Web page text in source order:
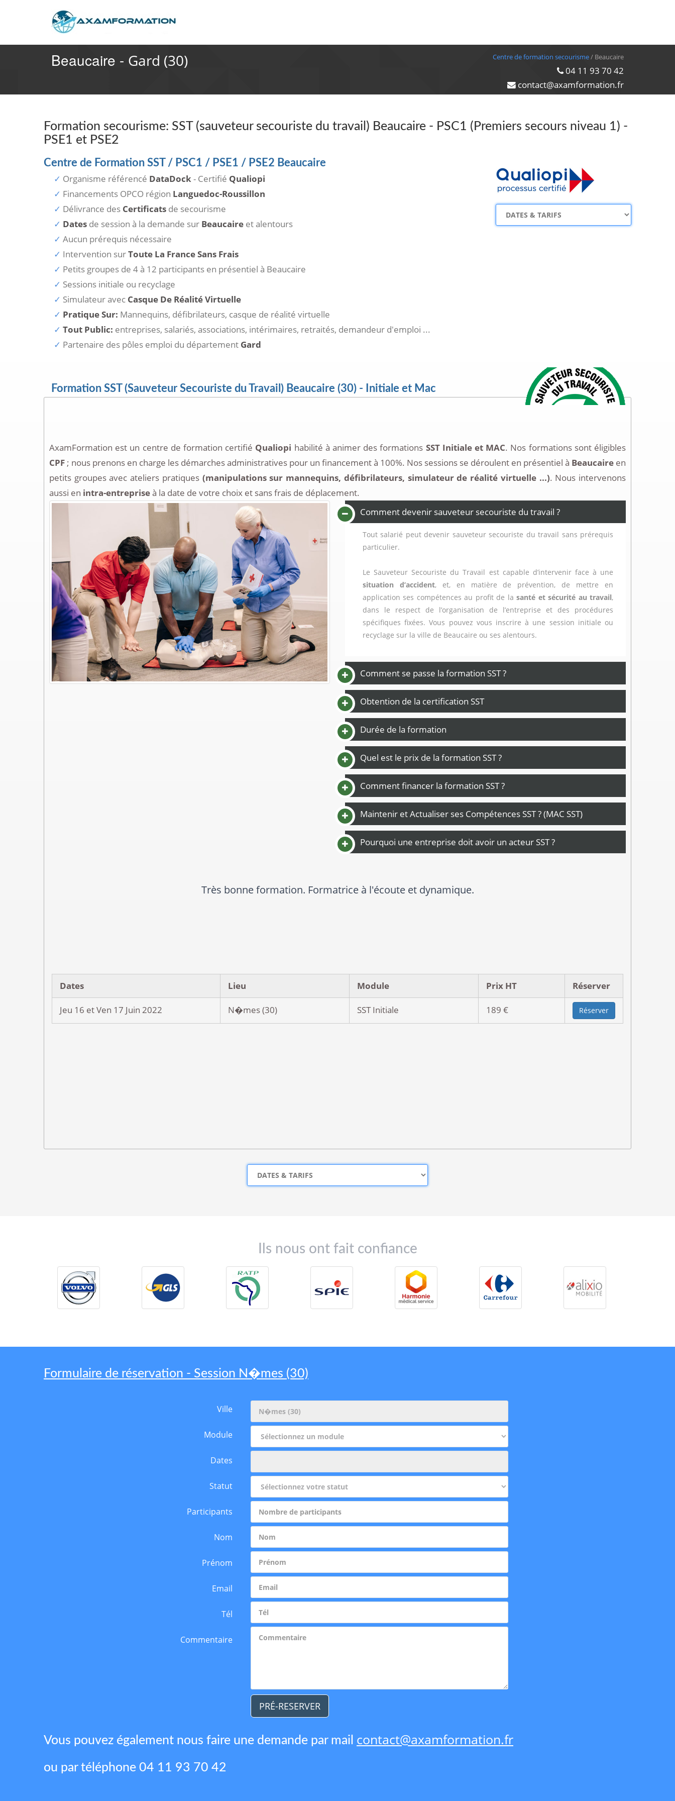
Beaucaire - Gard (30) Centre de formation secourisme/ Beaucaire
04 11 93 70 42
contact@axamformation.fr
Formation secourisme: SST (sauveteur secouriste du travail) Beaucaire - PSC1 (Premiers secours niveau 1) -
PSE1 et PSE2
Centre de Formation SST / PSC1 / PSE1 / PSE2 Beaucaire
Organisme référencé DataDock- Certifié Qualiopi
Financements OPCO région Languedoc-Roussillon
Délivrance des Certificats de secourisme
Dates de session à la demande sur Beaucaire et alentours
Aucun prérequis nécessaire
Intervention surToute La France Sans Frais
Petits groupes de 4 à 12 participants en présentiel à Beaucaire
Sessions initiale ou recyclage
Simulateur avec Casque De Réalité Virtuelle
Pratique Sur: Mannequins, défibrilateurs, casque de réalité virtuelle
Tout Public: entreprises, salariés, associations, intérimaires, retraités, demandeur d'emploi ...
Partenaire des pôles emploi du département Gard
Formation SST (Sauveteur Secouriste du Travail) Beaucaire (30) - Initiale et Mac
AxamFormation est un centre de formation certifié Qualiopi habilité à animer des formations SST Initiale et MAC. Nos formations sont éligibles
CPF ; nous prenons en charge les démarches administratives pour un financement à 100%. Nos sessions se déroulent en présentiel à Beaucaire en
petits groupes avec ateliers pratiques (manipulations sur mannequins, défibrilateurs, simulateur de réalité virtuelle ...). Nous intervenons
aussi en intra-entrepriseà la date de votre choix et sans frais de déplacement.
Comment devenir sauveteur secouriste du travail ?
Tout salarié peut devenir sauveteur secouriste du travail sans prérequis
particulier.
Le Sauveteur Secouriste du Travail est capable d’intervenir face à une
situation d’accident, et, en matière de prévention, de mettre en
application ses compétences au profit de lasanté et sécurité au travail,
dans le respect de l’organisation de l’entreprise et des procédures
spécifiques fixées. Vous pouvez vous inscrire à une session initiale ou
recyclage sur la ville de Beaucaire ou ses alentours.
Comment se passe la formation SST ?
Obtention de la certification SST
Durée de la formation
Quel est le prix de la formation SST ?
Comment financer la formation SST ?
Maintenir et Actualiser ses Compétences SST ? (MAC SST)
Pourquoi une entreprise doit avoir un acteur SST ?
Tres bon enseignant , a su repondre a mes attentes , tres bonnes
Dates Lieu Module Prix HT Réserver
Jeu 16 et Ven 17 Juin 2022 N�mes (30) SST Initiale 189 € Réserver
Ils nous ont fait confiance
Formulaire de réservation - Session N�mes (30)
Ville
Module
Dates
Statut
Participants
Nom
Prénom
Email
Tél
Commentaire
PRÉ-RESERVER
Vous pouvez également nous faire une demande par mail contact@axamformation.fr
ou par téléphone 04 11 93 70 42